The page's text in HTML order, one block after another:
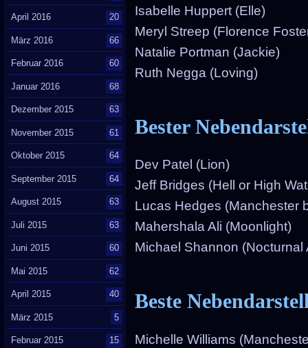
Isabelle Huppert (Elle)
Meryl Streep (Florence
Natalie Portman (Jackie)
Ruth Negga (Loving)
Bester
Dev Patel (Lion)
Jeff Bridges (Hell or High
Lucas Hedges (Manchester
Mahershala Ali (Moonlight)
Michael Shannon (Nocturnal
Beste
Michelle Williams
April 2016 20
März 2016 66
Februar 2016 60
Januar 2016 68
Dezember 2015 63
November 2015 61
Oktober 2015 64
September 2015 64
August 2015 63
Juli 2015 63
Juni 2015 60
Mai 2015 62
April 2015 40
März 2015 5
Februar 2015 15